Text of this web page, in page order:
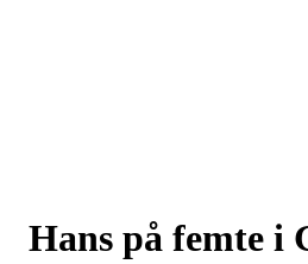
Hans på femte i